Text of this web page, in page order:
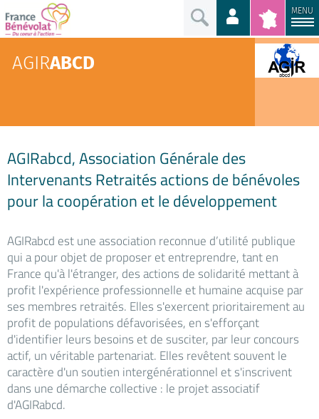
MENU
AGIRABCD
AGIRabcd, Association Générale des
Intervenants Retraités actions de bénévoles
pour la coopération et le développement
AGIRabcd est une association reconnue d’utilité publique
qui a pour objet de proposer et entreprendre, tant en
France qu'à l'étranger, des actions de solidarité mettant à
profit l'expérience professionnelle et humaine acquise par
ses membres retraités. Elles s'exercent prioritairement au
profit de populations défavorisées, en s'efforçant
d'identifier leurs besoins et de susciter, par leur concours
actif, un véritable partenariat. Elles revêtent souvent le
caractère d'un soutien intergénérationnel et s'inscrivent
dans une démarche collective : le projet associatif
d'AGIRabcd.